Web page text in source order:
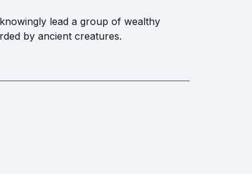
lead a group of wealthy
by ancient creatures.